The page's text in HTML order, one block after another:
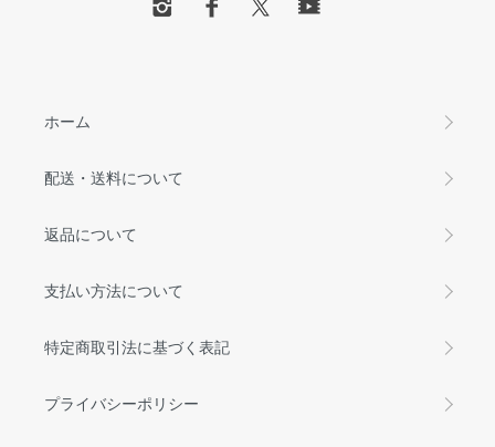
ホーム
配送・送料について
返品について
支払い方法について
特定商取引法に基づく表記
プライバシーポリシー